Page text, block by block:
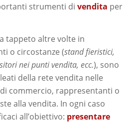
strumenti di vendita per
tappeto altre volte in
o circostanze (stand fieristici,
nei punti vendita, ecc.), sono
della rete vendita nelle
commercio, rappresentanti o
alla vendita. In ogni caso
all’obiettivo: presentare